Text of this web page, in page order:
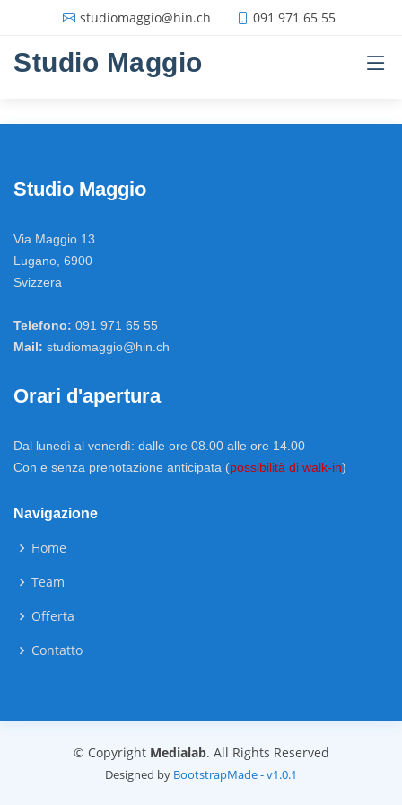
studiomaggio@hin.ch 091 971 65 55
Studio Maggio
Studio Maggio
Via Maggio 13
Lugano, 6900
Svizzera
Telefono: 091 971 65 55
Mail: studiomaggio@hin.ch
Orari d'apertura
Dal lunedì al venerdì: dalle ore 08.00 alle ore 14.00
Con e senza prenotazione anticipata (possibilità di walk-in)
Navigazione
Home
Team
Offerta
Contatto
© Copyright Medialab. All Rights Reserved
Designed by BootstrapMade - v1.0.1